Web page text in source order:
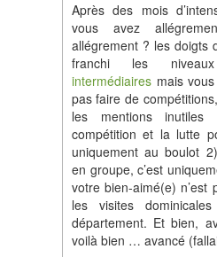
Parcours &
Outils & Réseaux
Après des mois
vous avez
allégrement ? les doigts
franchi les
intermédiairesmais vous
pas faire de
les mentions
compétition et la lutte
uniquement au boulot
en groupe, c’est
votre bien-aimé(e) n’est
les visites
département. Et bien,
voilà bien … avancé